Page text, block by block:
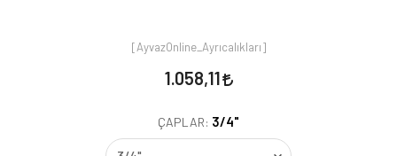
[AyvazOnline_Ayrıcalıkları]
1.058,11
ÇAPLAR: 3/4"